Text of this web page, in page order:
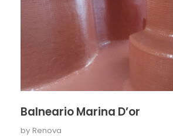
Balneario Marina D’or
by Renova